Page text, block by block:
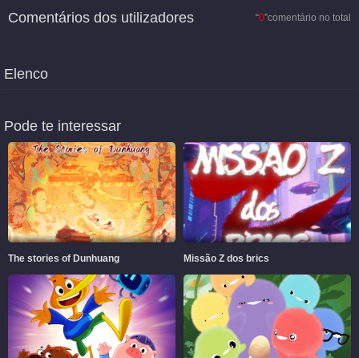
“0”comentário no total
Comentários dos utilizadores
Elenco
Pode te interessar
The stories of Dunhuang Missão Z dos brics